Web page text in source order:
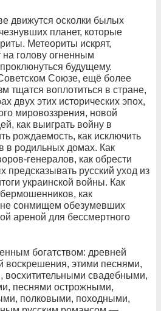
движутся осколки былых
планет, которые
Метеориты искрят,
голову огненным
будущему.
Союзе, ещё более
тщатся воплотиться в стране,
двух этих исторических эпох,
мировоззрения, новой
как выиграть войну в
рождаемость, как исключить
в родильных домах. Как
генералов, как обрести
предсказывать русский уход из
украинской войны. Как
как
не сонмищем обезумевших
ареной для бессмертного
богатством: древней
воскрешения, этими песнями,
восхитительными свадебными,
песнями острожными,
полковыми, походными,